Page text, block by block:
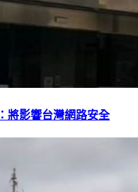
將影響台灣網路安全